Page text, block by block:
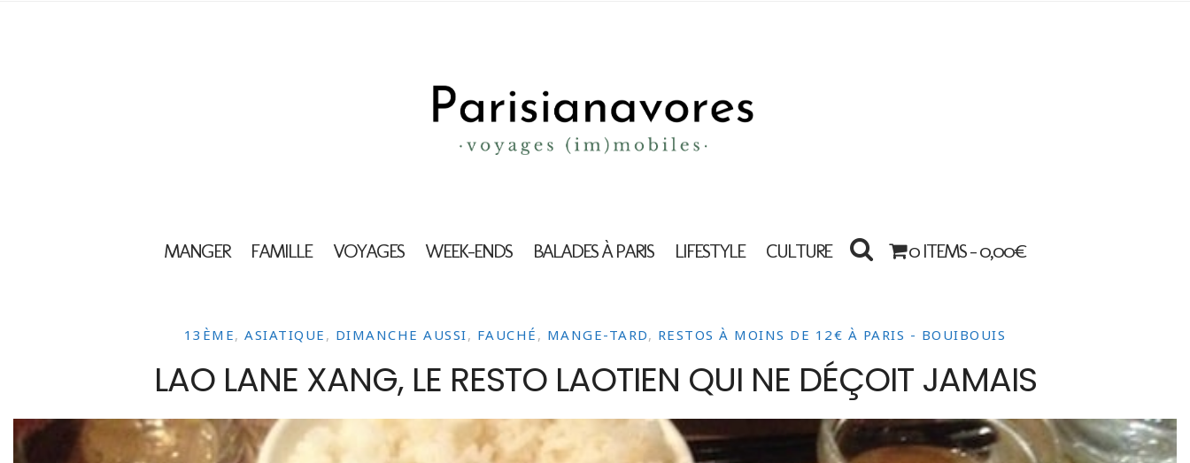
MANGER FAMILLE VOYAGES WEEK-ENDS BALADES À PARIS LIFESTYLE CULTURE 0 ITEMS -0,00€
13ÈME,ASIATIQUE , DIMANCHE AUSSI, FAUCHÉ , MANGE-TARD, RESTOS À MOINS DE 12€ À PARIS - BOUIBOUIS
LAO LANE XANG, LE RESTO LAOTIEN QUI NE DÉÇOIT JAMAIS